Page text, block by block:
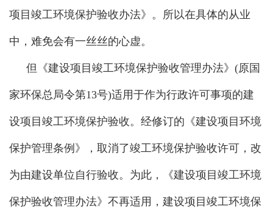
项目竣工环境保护验收办法》。所以在具体的从业
中，难免会有一丝丝的心虚。
但《建设项目竣工环境保护验收管理办法》(原国
家环保总局令第13号)适用于作为行政许可事项的建
设项目竣工环境保护验收。经修订的《建设项目环境
保护管理条例》，取消了竣工环境保护验收许可，改
为由建设单位自行验收。为此，《建设项目竣工环境
保护验收管理办法》不再适用，建设项目竣工环境保